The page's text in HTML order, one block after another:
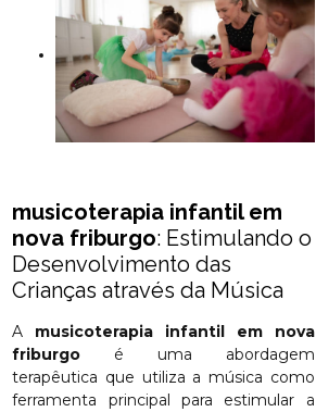
musicoterapia infantil em
nova friburgo: Estimulando o
Desenvolvimento das
Crianças através da Música
A musicoterapia infantil em nova
friburgo é uma abordagem
terapêutica que utiliza a música como
ferramenta principal para estimular a